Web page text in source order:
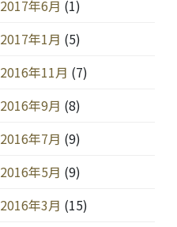
2017年6月 (1)
2017年1月 (5)
2016年11月 (7)
2016年9月 (8)
2016年7月 (9)
2016年5月 (9)
2016年3月 (15)